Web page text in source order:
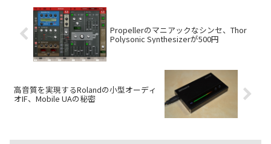
Propellerのマニアックなシンセ、Thor
Polysonic Synthesizerが500円
高音質を実現するRolandの小型オーディ
オIF、Mobile UAの秘密